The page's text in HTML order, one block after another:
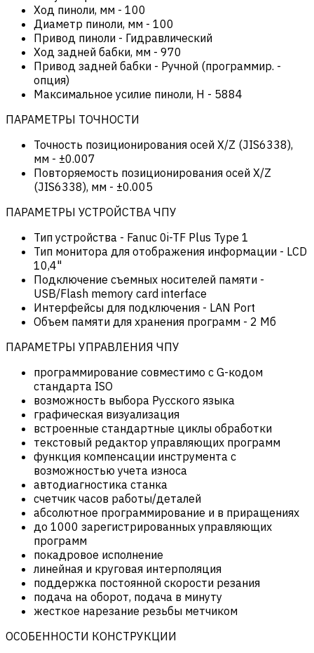
Ход пиноли, мм - 100
Диаметр пиноли, мм - 100
Привод пиноли - Гидравлический
Ход задней бабки, мм - 970
Привод задней бабки - Ручной (программир. -
опция)
Максимальное усилие пиноли, Н - 5884
ПАРАМЕТРЫ ТОЧНОСТИ
Точность позиционирования осей X/Z (JIS6338),
мм - ±0.007
Повторяемость позиционирования осей X/Z
(JIS6338), мм - ±0.005
ПАРАМЕТРЫ УСТРОЙСТВА ЧПУ
Тип устройства - Fanuc 0i-TF Plus Type 1
Тип монитора для отображения информации - LCD
10,4"
Подключение съемных носителей памяти -
USB/Flash memory card interface
Интерфейсы для подключения - LAN Port
Объем памяти для хранения программ - 2 Мб
ПАРАМЕТРЫ УПРАВЛЕНИЯ ЧПУ
программирование совместимо с G-кодом
стандарта ISO
возможность выбора Русского языка
графическая визуализация
встроенные стандартные циклы обработки
текстовый редактор управляющих программ
функция компенсации инструмента с
возможностью учета износа
автодиагностика станка
счетчик часов работы/деталей
абсолютное программирование и в приращениях
до 1000 зарегистрированных управляющих
программ
покадровое исполнение
линейная и круговая интерполяция
поддержка постоянной скорости резания
подача на оборот, подача в минуту
жесткое нарезание резьбы метчиком
ОСОБЕННОСТИ КОНСТРУКЦИИ